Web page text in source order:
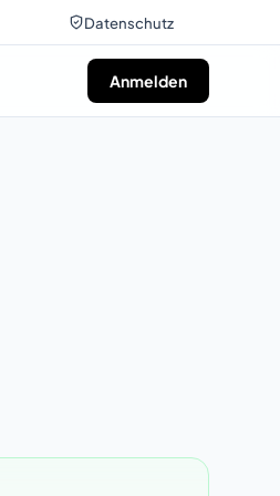
Datenschutz
Anmelden